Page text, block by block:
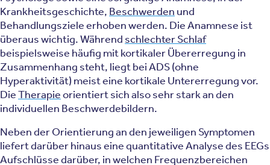
Krankheitsgeschichte, Beschwerden und
Behandlungsziele erhoben werden. Die Anamnese ist
überaus wichtig. Während schlechter Schlaf
beispielsweise häufig mit kortikaler Übererregung in
Zusammenhang steht, liegt bei ADS (ohne
Hyperaktivität) meist eine kortikale Untererregung vor.
DieTherapieorientiert sich also sehr stark an den
individuellen Beschwerdebildern.
Neben der Orientierung an den jeweiligen Symptomen
liefert darüber hinaus eine quantitative Analyse des EEGs
Aufschlüsse darüber, in welchen Frequenzbereichen